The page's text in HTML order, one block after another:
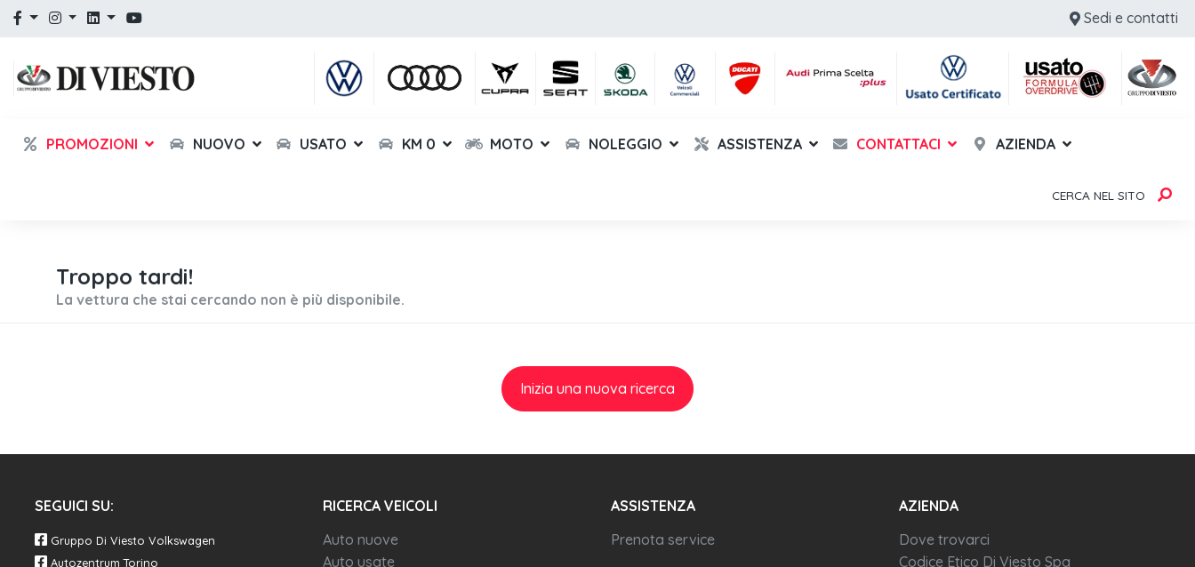
Sedi e contatti
PROMOZIONI NUOVO USATO KM 0 MOTO NOLEGGIO ASSISTENZA CONTATTACI AZIENDA
CERCA NEL SITO
Troppo tardi!
La vettura che stai cercando non è più disponibile.
Inizia una nuova ricerca
SEGUICI SU:
Gruppo Di Viesto Volkswagen
Autozentrum Torino
RICERCA VEICOLI
Auto nuove
Auto usate
ASSISTENZA
Prenota service
AZIENDA
Dove trovarci
Codice Etico Di Viesto Spa